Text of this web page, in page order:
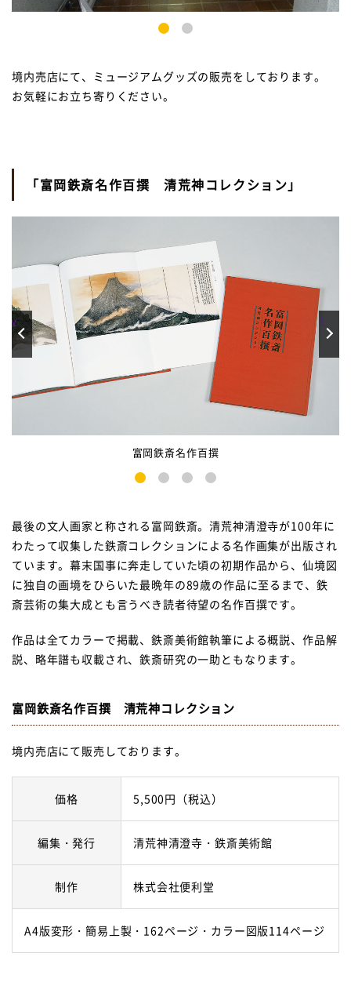
境内売店にて、ミュージアムグッズの販売をしております。
お気軽にお立ち寄りください。
「富岡鉄斎名作百撰 清荒神コレクション」
富岡鉄斎名作百撰
3 4
Next
最後の文人画家と称される富岡鉄斎。清荒神清澄寺が100年に
わたって収集した鉄斎コレクションによる名作画集が出版され
ています。幕末国事に奔走していた頃の初期作品から、仙境図
に独自の画境をひらいた最晩年の89歳の作品に至るまで、鉄
斎芸術の集大成とも言うべき読者待望の名作百撰です。
作品は全てカラーで掲載、鉄斎美術館執筆による概説、作品解
説、略年譜も収載され、鉄斎研究の一助ともなります。
富岡鉄斎名作百撰 清荒神コレクション
境内売店にて販売しております。
価格 5,500円（税込）
編集・発行 清荒神清澄寺・鉄斎美術館
制作 株式会社便利堂
A4版変形・簡易上製・162ページ・カラー図版114ページ